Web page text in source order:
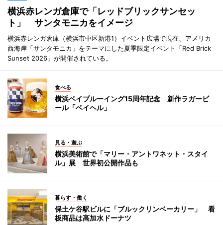
横浜赤レンガ倉庫で「レッドブリックサンセッ
ト」 サンタモニカをイメージ
横浜赤レンガ倉庫（横浜市中区新港1）イベント広場で現在、アメリカ
西海岸「サンタモニカ」をテーマにした夏季限定イベント「Red Brick
Sunset 2026」が開催されている。
食べる
横浜ベイブルーイング15周年記念 新作ラガービ
ール「ベイヘル」
見る・遊ぶ
横浜美術館で「マリー・アントワネット・スタイ
ル」展 世界初公開作品も
暮らす・働く
保土ケ谷駅ビルに「ブルックリンベーカリー」 看
板商品は高加水ドーナツ